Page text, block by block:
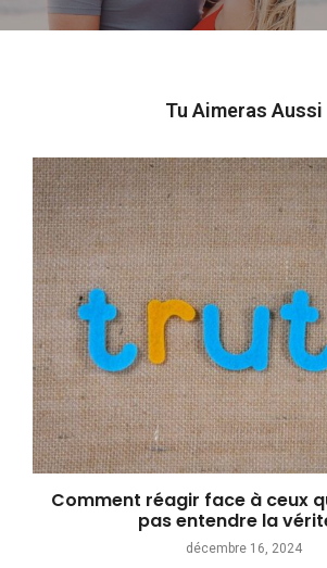
Tu Aimeras Aussi
Comment réagir face à ceux
pas entendre la
décembre 16, 2024